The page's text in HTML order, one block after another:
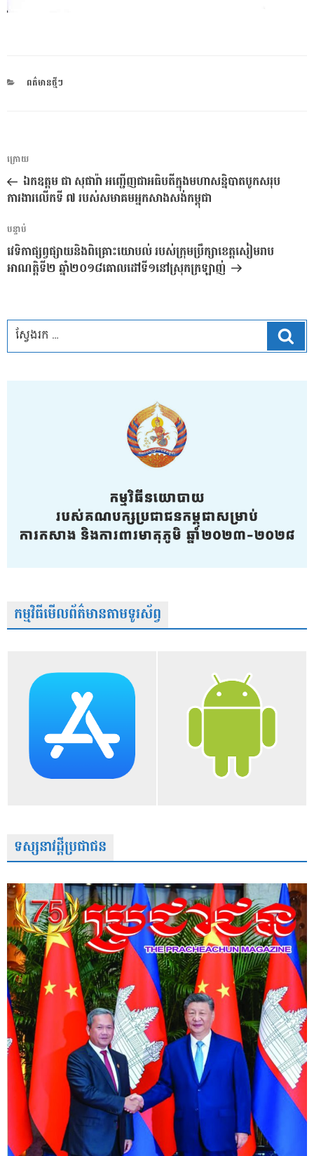
CATEGORIES
ពត៌មានថ្មីៗ
ការ​
នាំទិស​
ប្រកាស
អត្ថបទ
មុន
ក្រោយ
ឯកឧត្ដម ជា សុផារ៉ា អញ្ជើញជាអធិបតីក្នុងមហាសន្និបាតបូកសរុប
ការងារលើកទី ៧ របស់សមាគមអ្នកសាងសង់កម្ពុជា
អត្ថបទ
បន្ទាប់
បន្ទាប់
វេទិកាផ្សព្វផ្សាយនិងពិគ្រោះយោបល់ របស់ក្រុមប្រឹក្សាខេត្តសៀមរាប
អាណត្តិទី២ ឆ្នាំ២០១៨គោលដៅទី១នៅស្រុកក្រឡាញ់
កម្មវិធីមើលព័ត៌មានតាមទូរស័ព្វ
ទស្សនាវដ្តីប្រជាជន